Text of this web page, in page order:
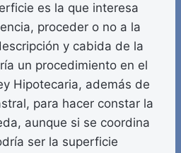
es la que interesa
proceder o no a la
y cabida de la
un procedimiento en el
Hipotecaria, además de
para hacer constar la
aunque si se coordina
ser la superficie